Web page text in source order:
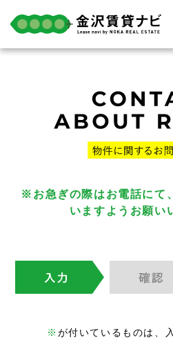
※お急ぎの際はお電話にて
いますようお願い
※ が付いているものは、